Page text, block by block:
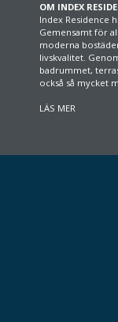
OM INDEX
Index Residence
Gemensamt för
moderna
livskvalitet.
badrummet,
också så mycket
LÄS MER